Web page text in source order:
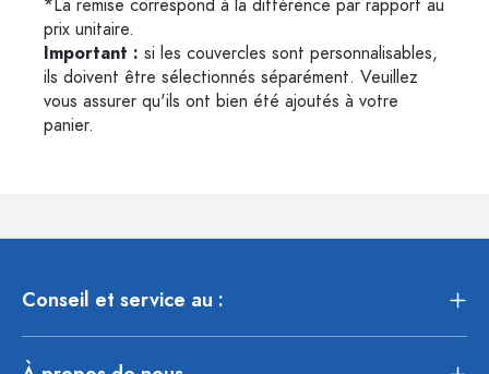
*La remise correspond à la différence par rapport au
prix unitaire.
Important : si les couvercles sont personnalisables,
ils doivent être sélectionnés séparément. Veuillez
vous assurer qu'ils ont bien été ajoutés à votre
panier.
Conseil et service au :